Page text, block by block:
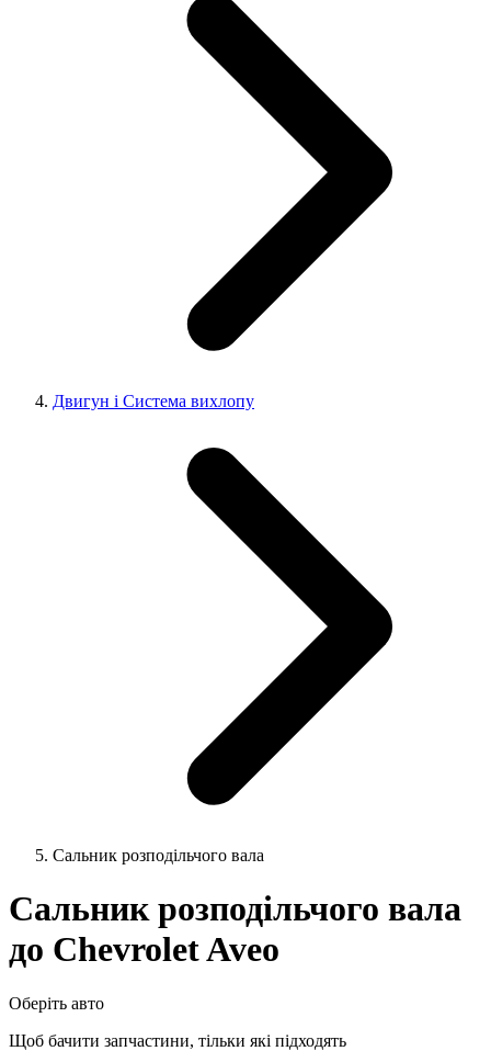
Двигун і Система вихлопу
Сальник розподільчого вала
Сальник розподільчого вала
до Chevrolet Aveo
Оберіть авто
Щоб бачити запчастини, тільки які підходять